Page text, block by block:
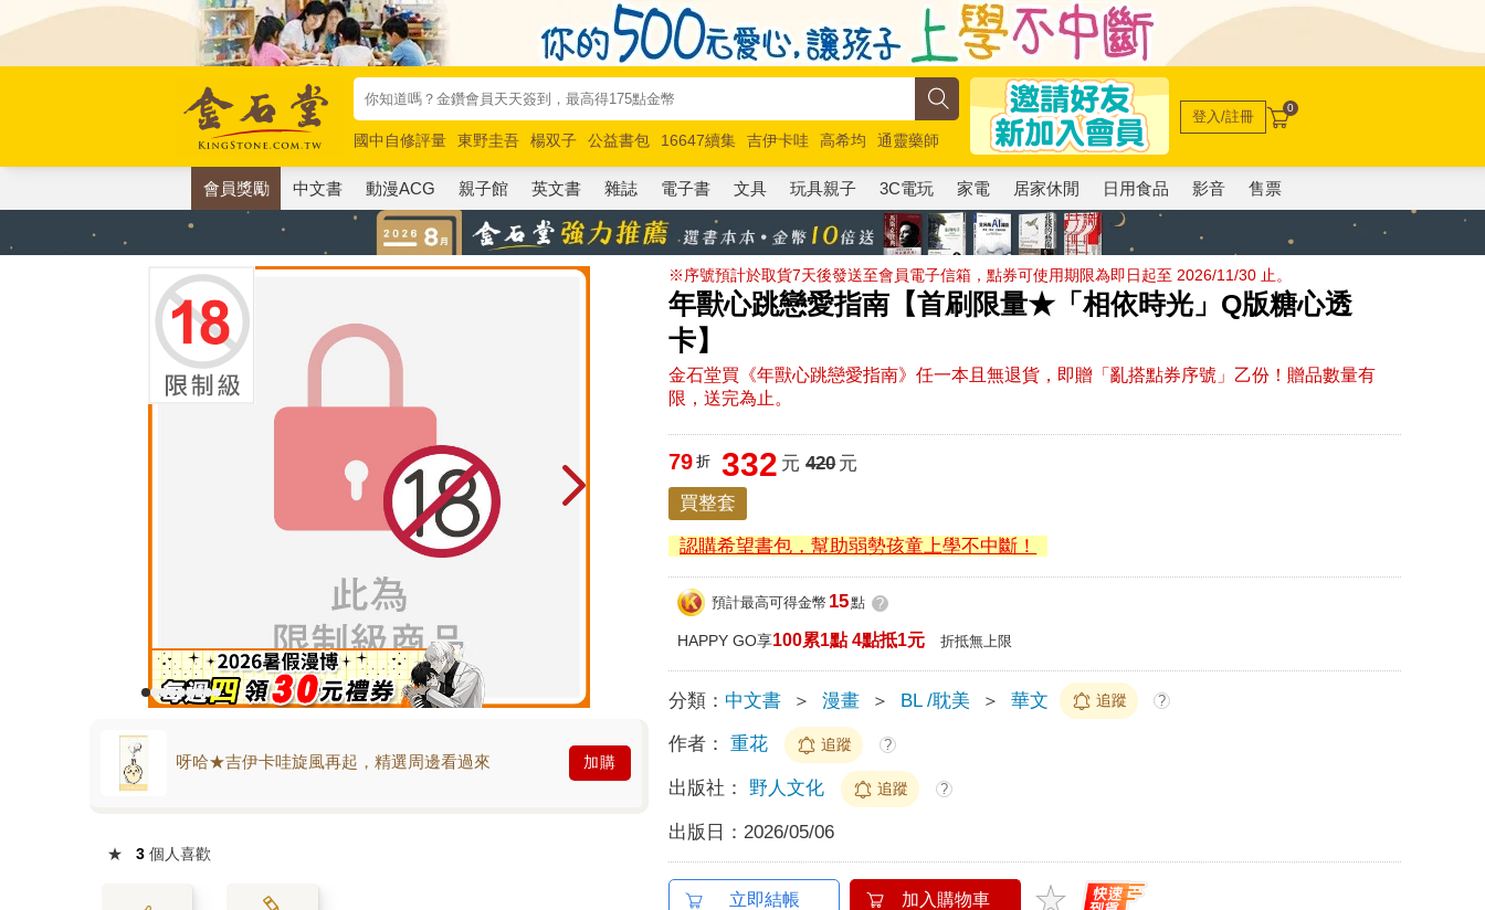
國中自修評量 東野圭吾 楊双子 公益書包 16647續集 吉伊卡哇 高希均
通靈藥師
唯紅花綻放
奧德賽 路邊攤新作 馬斯克 玩具總動員5 超慢跑
登入/註冊 0
會員獎勵 中文書 動漫ACG 親子館 英文書 雜誌 電子書 文具 玩具親子 3C電玩 家電 居家休閒 日用食品 影音 售票
※序號預計於取貨7天後發送至會員電子信箱，點券可使用期限為即日起至 2026/11/30 止。
年獸心跳戀愛指南【首刷限量★「相依時光」Q版糖心透
卡】
金石堂買《年獸心跳戀愛指南》任一本且無退貨，即贈「亂搭點券序號」乙份！贈品數量有
限，送完為止。
呀哈★吉伊卡哇旋風再起，精選周邊看過來 加購
★ 3 個人喜歡
79 折 332 元 420元
買整套
認購希望書包，幫助弱勢孩童上學不中斷！
預計最高可得金幣 15點 ?
HAPPY GO享100累1點 4點抵1元 折抵無上限
分類： 中文書 ＞ 漫畫 ＞ BL /耽美 ＞ 華文 追蹤 ?
作者： 重花 追蹤 ?
出版社： 野人文化 追蹤 ?
出版日： 2026/05/06
立即結帳 加入購物車